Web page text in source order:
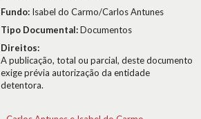
Fundo: Isabel do Carmo/Carlos Antunes
Tipo Documental:Documentos
Direitos:
A publicação, total ou parcial, deste documento
exige prévia autorização da entidade
detentora.